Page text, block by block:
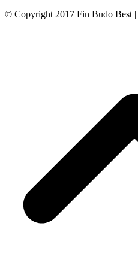
© Copyright 2017 Fin Budo Best